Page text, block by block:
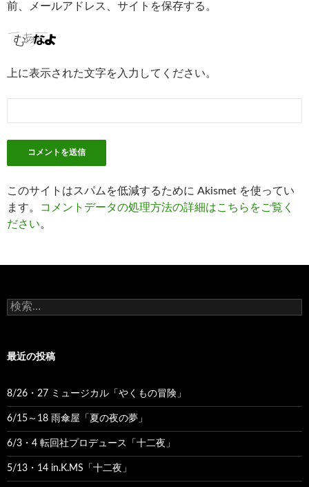
前、メールアドレス、サイトを保存する。
上に表示された文字を入力してください。
このサイトはスパムを低減するために Akismet を使ってい
ます。
コメントデータの処理方法の詳細はこちらをご覧く
ださい。
検
索
最近の投稿
8/26・27 ミュージカル「やくもの冒険」
6/15～18 雨傘屋「夏の夜の夢」
6/3・4 転回社プロデュース「十二夜」
5/13・14 in.K.MS「十二夜」